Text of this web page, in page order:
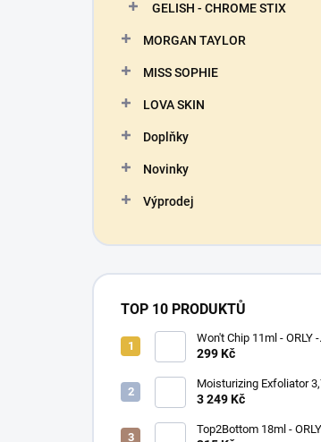
GELISH - CHROME STIX
MORGAN TAYLOR
MISS SOPHIE
LOVA SKIN
Doplňky
Novinky
Výprodej
TOP 10 PRODUKTŮ
Won't Chip 11ml - ORLY -
vrchní vrstva proti
299 Kč
Moisturizing Exfoliator
ORLYPRO - hydratační
3 249 Kč
Top2Bottom 18ml -